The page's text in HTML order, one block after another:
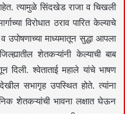
त्यामुळे सिंदखेड राजा व चिखली
विरोधात ठराव पारित केल्याचे
माध्यमातून सुद्धा आपला
शेतकऱ्यांनी केल्याची बाब
दिली. श्वेताताई महाले यांचे भाषण
सभागृह उपस्थित होते. त्यांना
शेतकऱ्यांची भावना लक्षात घेऊन